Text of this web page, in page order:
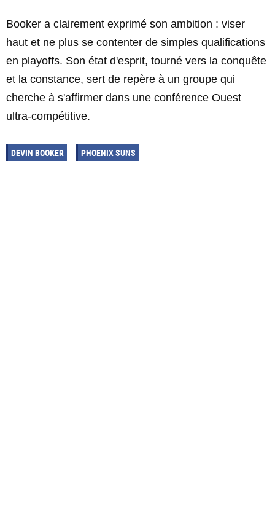
Booker a clairement exprimé son ambition : viser
haut et ne plus se contenter de simples qualifications
en playoffs. Son état d'esprit, tourné vers la conquête
et la constance, sert de repère à un groupe qui
cherche à s'affirmer dans une conférence Ouest
ultra-compétitive.
DEVIN BOOKER PHOENIX SUNS